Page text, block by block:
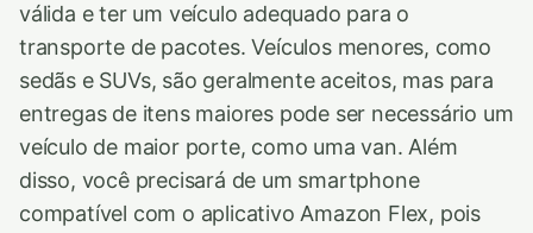
válida e ter um veículo adequado para o
transporte de pacotes. Veículos menores, como
sedãs e SUVs, são geralmente aceitos, mas para
entregas de itens maiores pode ser necessário um
veículo de maior porte, como uma van. Além
disso, você precisará de um smartphone
compatível com o aplicativo Amazon Flex, pois